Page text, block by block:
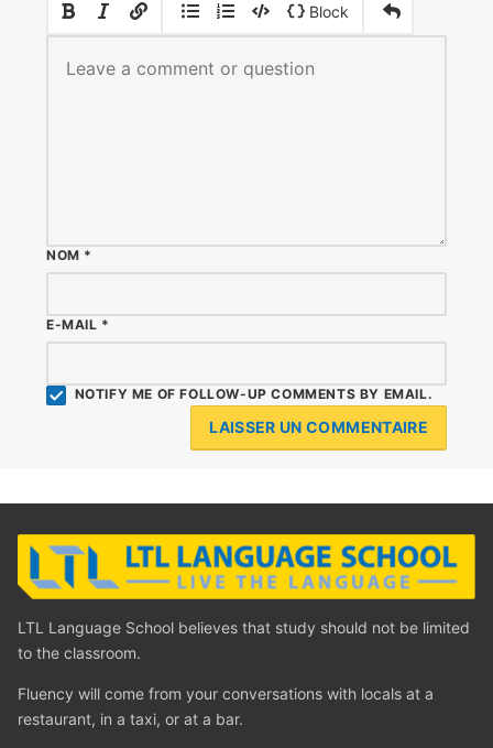
Block
NOTIFY ME OF FOLLOW-UP COMMENTS BY EMAIL.
NOM *
E-MAIL *
LTL Language School believes that study should not be limited
to the classroom.
Fluency will come from your conversations with locals at a
restaurant, in a taxi, or at a bar.